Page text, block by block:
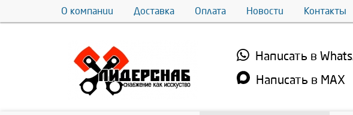
О компании Доставка Оплата Новости Контакты
Написать в
Написать в MAX